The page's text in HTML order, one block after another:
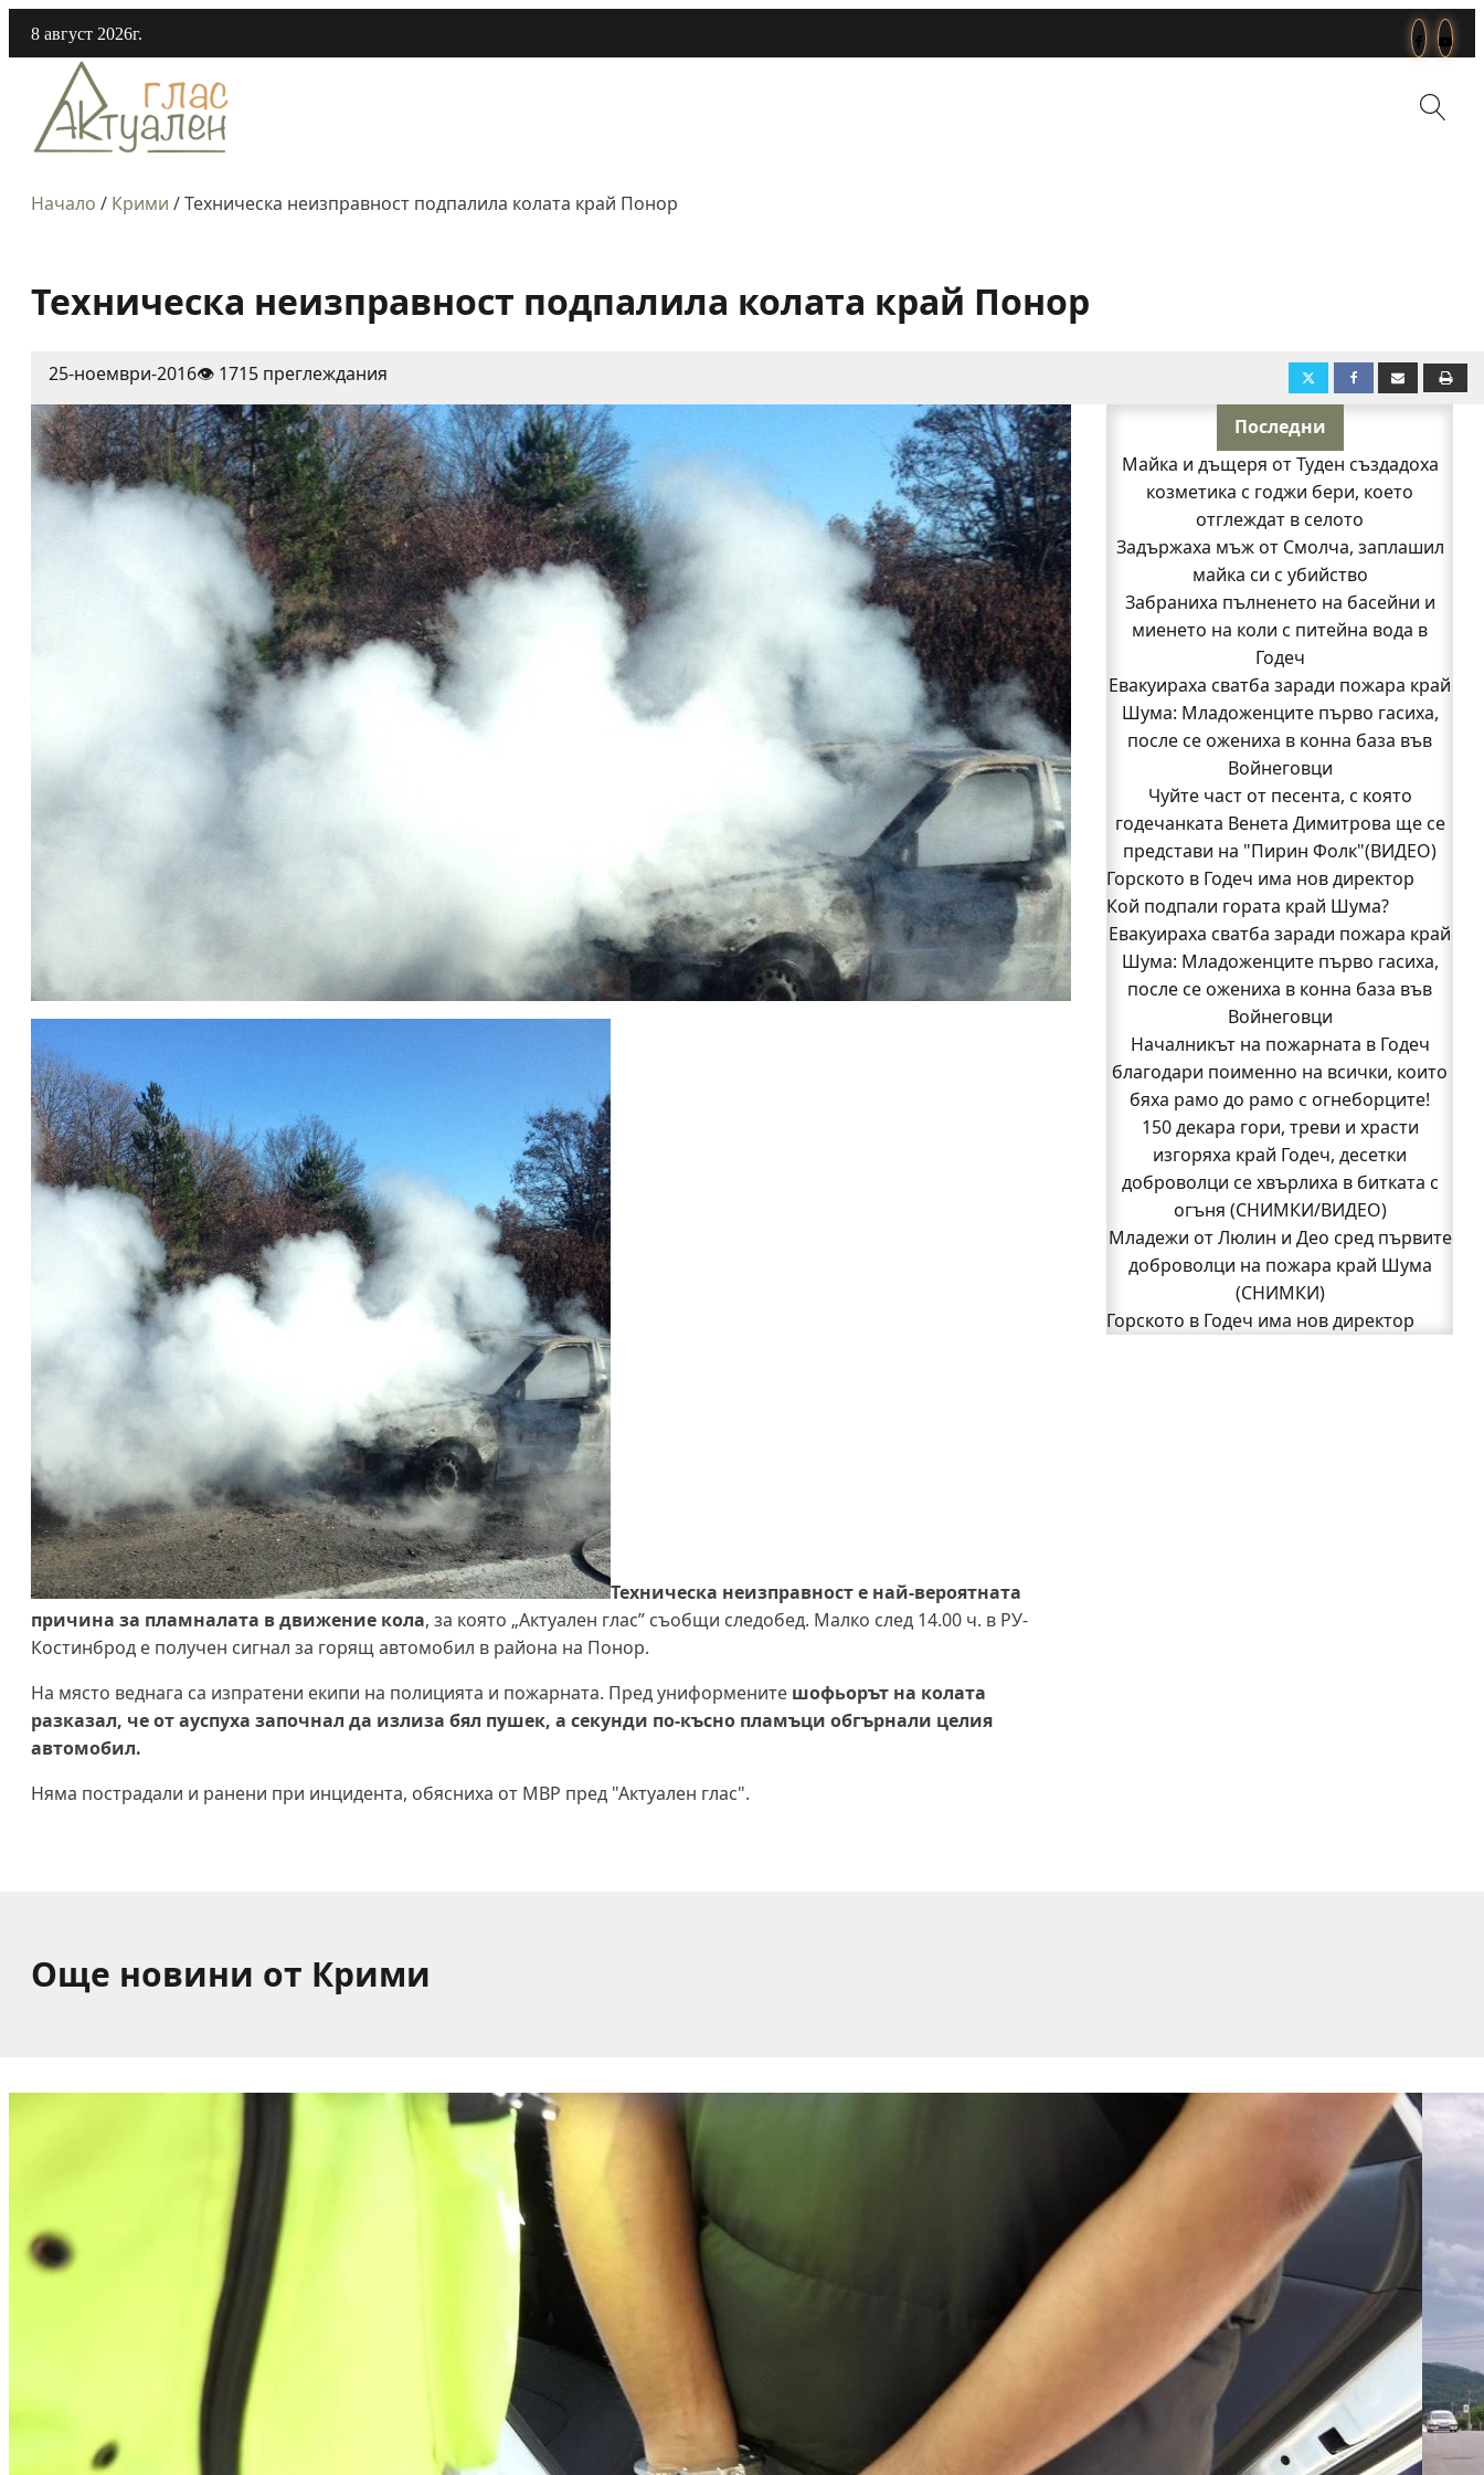
8 август 2026г.
Начало / Крими /Техническа неизправност подпалила колата край Понор
Техническа неизправност подпалила колата край Понор
25-ноември-2016👁️ 1715 преглеждания
Техническа неизправност е най-вероятната
причина за пламналата в движение кола, за която „Актуален глас” съобщи следобед. Малко след 14.00 ч. в РУ-
Костинброд е получен сигнал за горящ автомобил в района на Понор.
На място веднага са изпратени екипи на полицията и пожарната. Пред униформените шофьорът на колата
разказал, че от ауспуха започнал да излиза бял пушек, а секунди по-късно пламъци обгърнали целия
автомобил.
Няма пострадали и ранени при инцидента, обясниха от МВР пред "Актуален глас".
Последни
Майка и дъщеря от Туден създадоха
козметика с годжи бери, което
отглеждат в селото
Задържаха мъж от Смолча, заплашил
майка си с убийство
Забраниха пълненето на басейни и
миенето на коли с питейна вода в
Годеч
Евакуираха сватба заради пожара край
Шума: Младоженците първо гасиха,
после се ожениха в конна база във
Войнеговци
Чуйте част от песента, с която
годечанката Венета Димитрова ще се
представи на "Пирин Фолк"(ВИДЕО)
Горското в Годеч има нов директор
Заповядайте! Магазинът на "Бозмов"
отваря врати в Годеч на 12 август
Бивш шеф на полицията в Годеч оглави
ОДМВР-Видин
Кой подпали гората край Шума?
Младежи от Люлин и Део сред първите
доброволци на пожара край Шума
(СНИМКИ)
Началникът на пожарната в Годеч
благодари поименно на всички, които
бяха рамо до рамо с огнеборците!
150 декара гори, треви и храсти
изгоряха край Годеч, десетки
доброволци се хвърлиха в битката с
огъня (СНИМКИ/ВИДЕО)
Полицията влиза в селата
Кой подпали гората край Шума?
Евакуираха сватба заради пожара край
Шума: Младоженците първо гасиха,
после се ожениха в конна база във
Войнеговци
Началникът на пожарната в Годеч
благодари поименно на всички, които
бяха рамо до рамо с огнеборците!
150 декара гори, треви и храсти
изгоряха край Годеч, десетки
доброволци се хвърлиха в битката с
огъня (СНИМКИ/ВИДЕО)
Младежи от Люлин и Део сред първите
доброволци на пожара край Шума
(СНИМКИ)
Горското в Годеч има нов директор
Още новини от Крими